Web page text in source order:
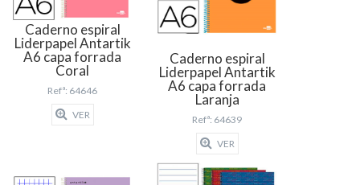
Caderno espiral
Liderpapel Antartik
A6 capa forrada
Coral
Refª: 64646
VER
Caderno espiral
Liderpapel Antartik
A6 capa forrada
Laranja
Refª: 64639
VER